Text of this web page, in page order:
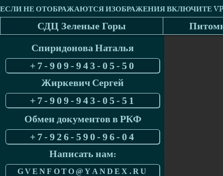
СДЦ Зеленые Горы
Спиридонова Наталья
+7-909-943-05-50
Жиркевич Сергей
+7-909-943-05-51
Обмен документов в РКФ
+7-926-590-96-04
Написать нам:
GVENFOTO@YANDEX.RU